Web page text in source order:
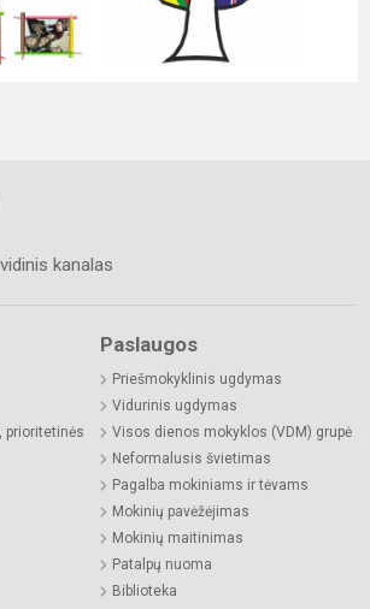
kanalas
prioritetinės
Paslaugos
Priešmokyklinis ugdymas
Vidurinis ugdymas
Visos dienos mokyklos (VDM) grupė
Neformalusis švietimas
Pagalba mokiniams ir tėvams
Mokinių pavėžėjimas
Mokinių maitinimas
Patalpų nuoma
Biblioteka